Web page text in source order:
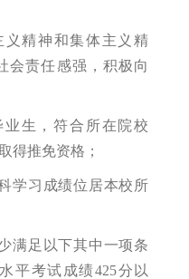
义精神和集体主义精
会责任感强，积极向
业生，符合所在院校
得推免资格；
学习成绩位居本校所
满足以下其中一项条
平考试成绩425分以